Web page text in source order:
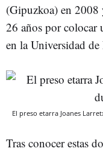
(Gipuzkoa) en 2008
26 años por colocar
en la Universidad
El preso etarra Joanes
Tras conocer estas